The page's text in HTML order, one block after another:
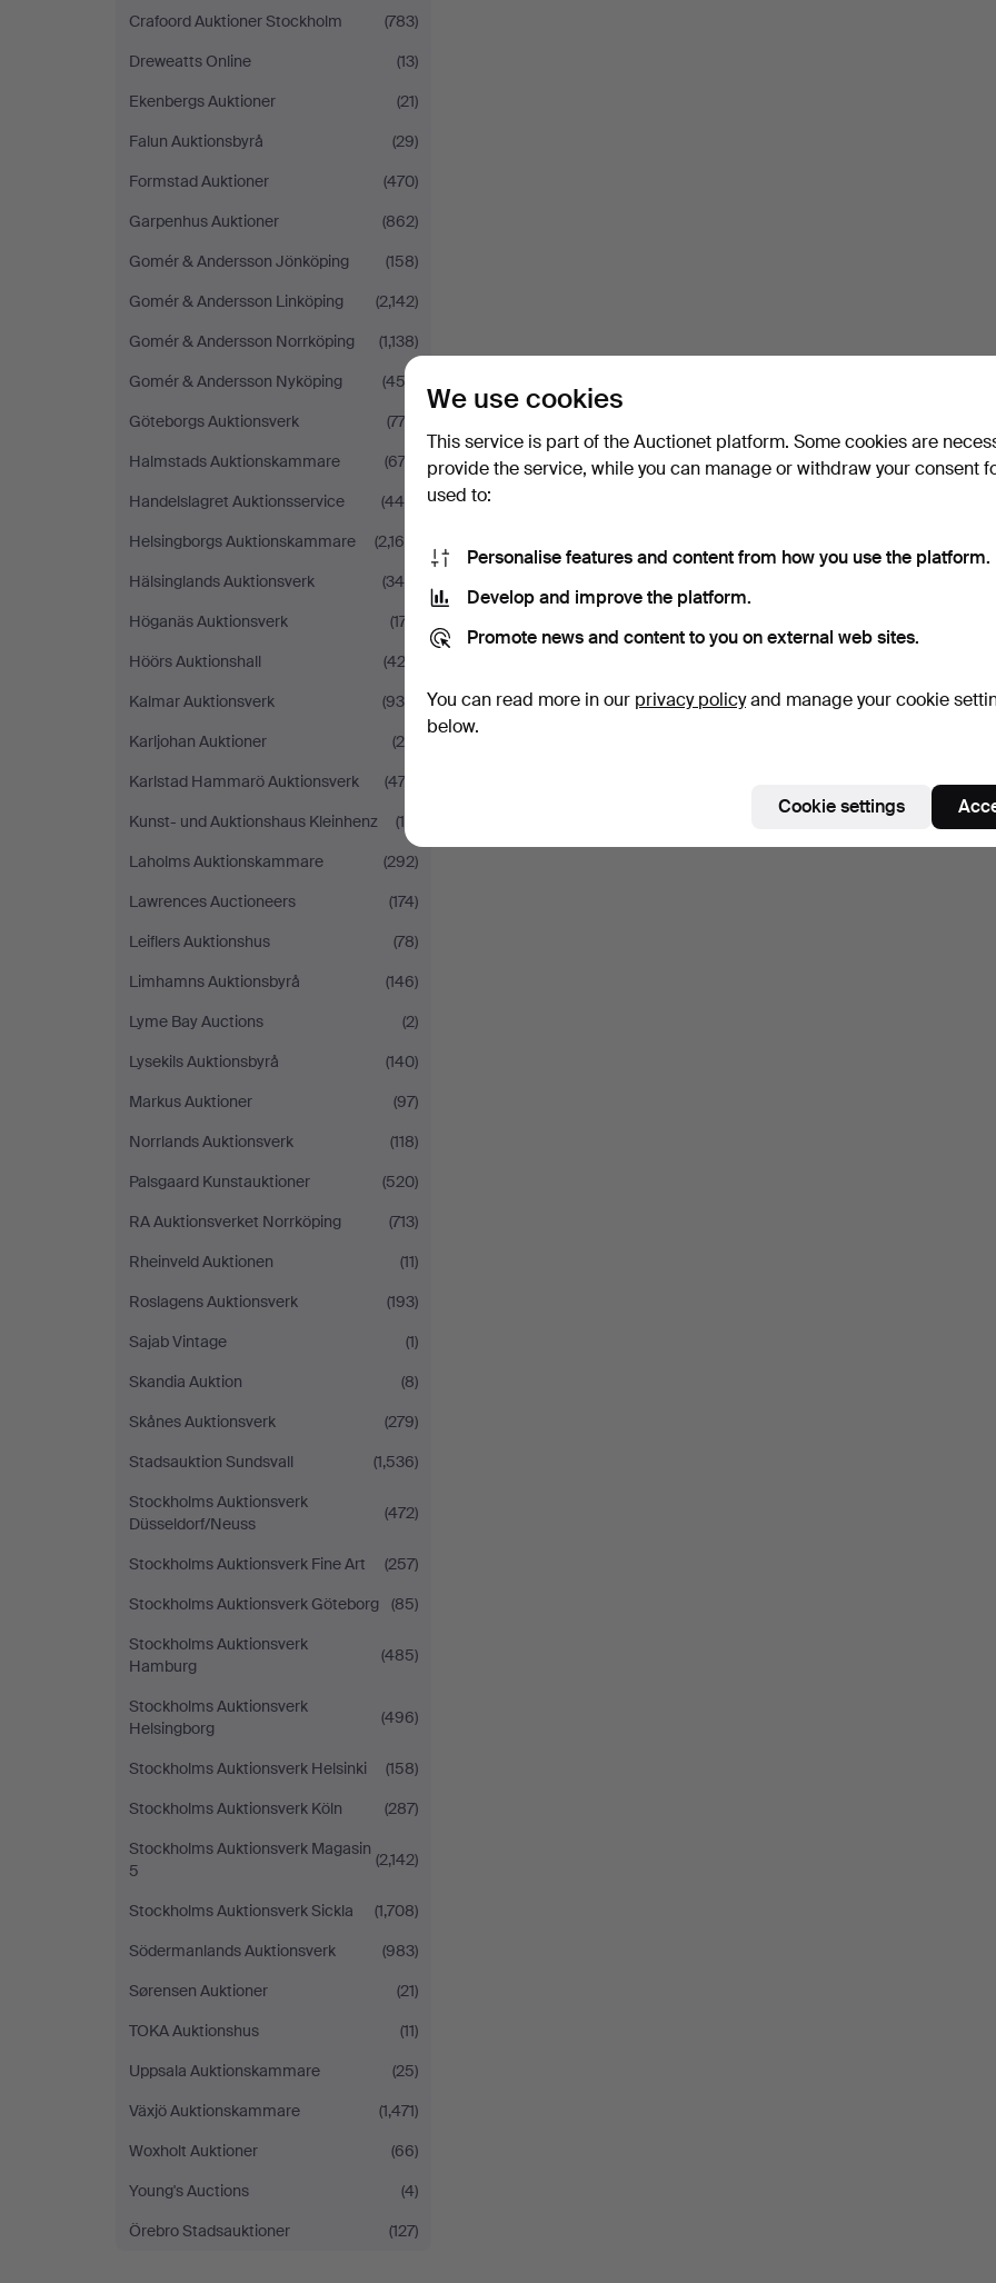
Crafoord Auktioner Stockholm
(783)
Dreweatts Online
(13)
Ekenbergs Auktioner
(21)
Falun Auktionsbyrå
(29)
Formstad Auktioner
(470)
Garpenhus Auktioner
(862)
Gomér & Andersson Jönköping
(158)
Gomér & Andersson Linköping
(2,142)
Gomér & Andersson Norrköping
(1,138)
Gomér & Andersson Nyköping
(453)
Göteborgs Auktionsverk
(772)
Halmstads Auktionskammare
(674)
Handelslagret Auktionsservice
(448)
Helsingborgs Auktionskammare
(2,168)
Hälsinglands Auktionsverk
(344)
Höganäs Auktionsverk
(177)
Höörs Auktionshall
(423)
Kalmar Auktionsverk
(930)
Karljohan Auktioner
(20)
Karlstad Hammarö Auktionsverk
(474)
Kunst- und Auktionshaus Kleinhenz
(10)
Laholms Auktionskammare
(292)
Lawrences Auctioneers
(174)
Leiflers Auktionshus
(78)
Limhamns Auktionsbyrå
(146)
Lyme Bay Auctions
(2)
Lysekils Auktionsbyrå
(140)
Markus Auktioner
(97)
Norrlands Auktionsverk
(118)
Palsgaard Kunstauktioner
(520)
RA Auktionsverket Norrköping
(713)
Rheinveld Auktionen
(11)
Roslagens Auktionsverk
(193)
Sajab Vintage
(1)
Skandia Auktion
(8)
Skånes Auktionsverk
(279)
Stadsauktion Sundsvall
(1,536)
Stockholms Auktionsverk
Düsseldorf/Neuss
(472)
Stockholms Auktionsverk Fine Art
(257)
Stockholms Auktionsverk Göteborg
(85)
Stockholms Auktionsverk
Hamburg
(485)
Stockholms Auktionsverk
Helsingborg
(496)
Stockholms Auktionsverk Helsinki
(158)
Stockholms Auktionsverk Köln
(287)
Stockholms Auktionsverk Magasin
5
(2,142)
Stockholms Auktionsverk Sickla
(1,708)
Södermanlands Auktionsverk
(983)
Sørensen Auktioner
(21)
TOKA Auktionshus
(11)
Uppsala Auktionskammare
(25)
Växjö Auktionskammare
(1,471)
Woxholt Auktioner
(66)
Young's Auctions
(4)
Örebro Stadsauktioner
(127)
We use cookies
This service is part of the Auctionet platform. Some cookies are
provide the service, while you can manage or withdraw your consent
used to:
Personalise features and content from how you use the platform.
Develop and improve the platform.
Promote news and content to you on external web sites.
You can read more in our privacy policyand manage your cookie
below.
Cookie settings